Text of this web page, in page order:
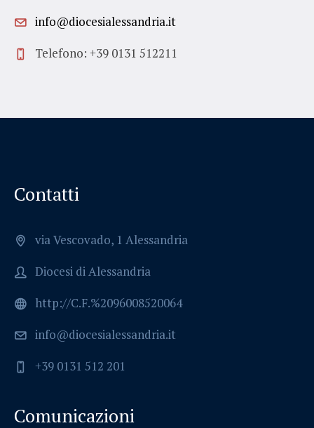
info@diocesialessandria.it
Telefono: +39 0131 512211
Contatti
via Vescovado, 1 Alessandria
Diocesi di Alessandria
http://C.F.%2096008520064
info@diocesialessandria.it
+39 0131 512 201
Comunicazioni